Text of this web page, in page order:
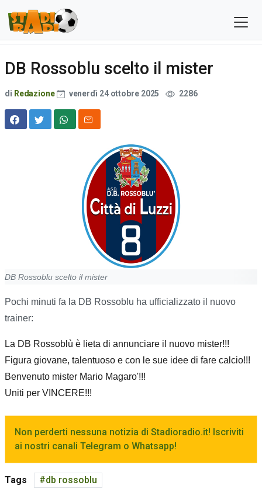
DB Rossoblu scelto il mister
di Redazione venerdì 24 ottobre 2025 2286
DB Rossoblu scelto il mister
Pochi minuti fa la DB Rossoblu ha ufficializzato il nuovo
trainer:
La DB Rossoblù è lieta di annunciare il nuovo mister!!!
Figura giovane, talentuoso e con le sue idee di fare calcio!!!
Benvenuto mister Mario Magaro'!!!
Uniti per VINCERE!!!
Non perderti nessuna notizia di Stadioradio.it! Iscriviti
ai nostri canali Telegram o Whatsapp!
Tags db rossoblu